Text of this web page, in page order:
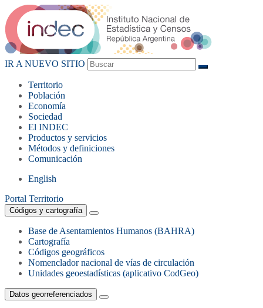
IR A NUEVO SITIO
Territorio
Población
Economía
Sociedad
El INDEC
Productos y servicios
Métodos y definiciones
Comunicación
English
Portal Territorio
Códigos y cartografía
Base de Asentamientos Humanos (BAHRA)
Cartografía
Códigos geográficos
Nomenclador nacional de vías de circulación
Unidades geoestadísticas (aplicativo CodGeo)
Datos georreferenciados